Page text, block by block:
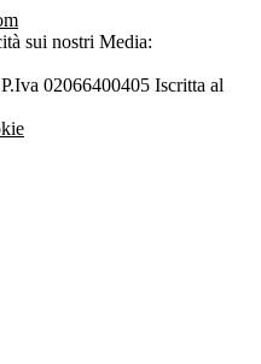
sui nostri Media:
02066400405 Iscritta al